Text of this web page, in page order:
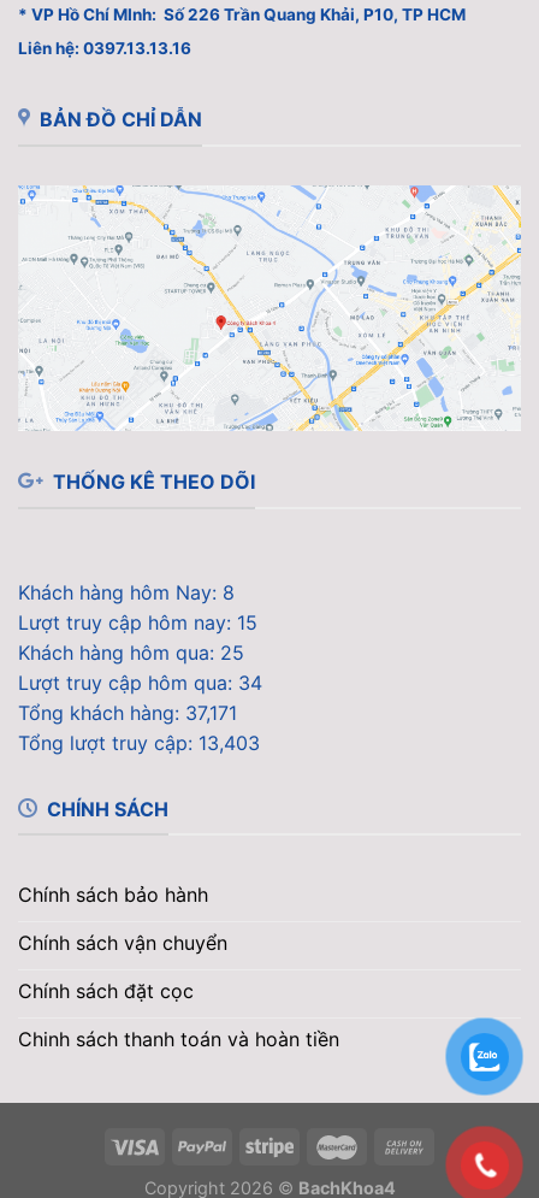
* VP Hồ Chí MInh: Số 226 Trần Quang Khải, P10, TP HCM
Liên hệ: 0397.13.13.16
BẢN ĐỒ CHỈ DẪN
THỐNG KÊ THEO DÕI
Khách hàng hôm Nay: 8
Lượt truy cập hôm nay: 15
Khách hàng hôm qua: 25
Lượt truy cập hôm qua: 34
Tổng khách hàng: 37,171
Tổng lượt truy cập: 13,403
CHÍNH SÁCH
Chính sách bảo hành
Chính sách vận chuyển
Chính sách đặt cọc
Chinh sách thanh toán và hoàn tiền
Copyright 2026 © BachKhoa4